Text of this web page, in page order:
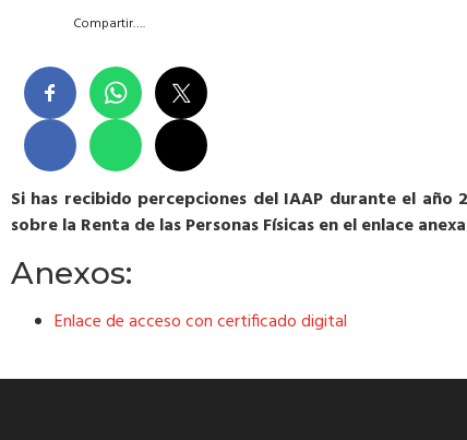
Compartir….
Si has recibido percepciones del IAAP durante el
sobre la Renta de las Personas Físicas en el enlace
Anexos:
Enlace de acceso con certificado digital